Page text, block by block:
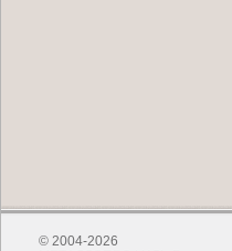
© 2004-2026